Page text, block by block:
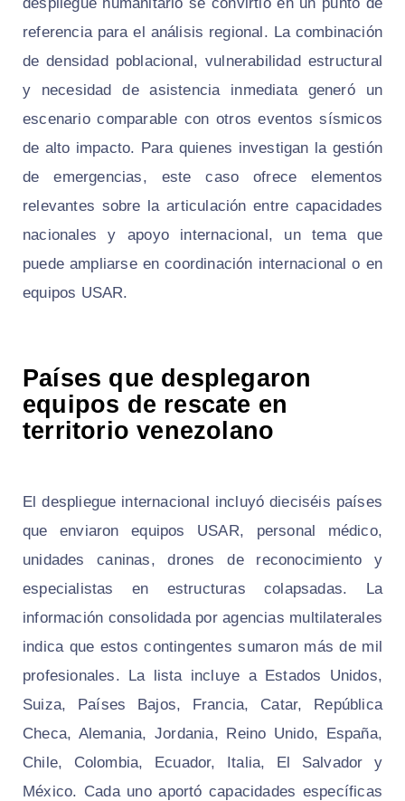
referencia para el análisis regional. La combinación
de densidad poblacional, vulnerabilidad estructural
y necesidad de asistencia inmediata generó un
escenario comparable con otros eventos sísmicos
de alto impacto. Para quienes investigan la gestión
de emergencias, este caso ofrece elementos
relevantes sobre la articulación entre capacidades
nacionales y apoyo internacional, un tema que
puede ampliarse en coordinación internacional o en
equipos USAR.
Países que desplegaron
equipos de rescate en
territorio venezolano
El despliegue internacional incluyó dieciséis países
que enviaron equipos USAR, personal médico,
unidades caninas, drones de reconocimiento y
especialistas en estructuras colapsadas. La
información consolidada por agencias multilaterales
indica que estos contingentes sumaron más de mil
profesionales. La lista incluye a Estados Unidos,
Suiza, Países Bajos, Francia, Catar, República
Checa, Alemania, Jordania, Reino Unido, España,
Chile, Colombia, Ecuador, Italia, El Salvador y
México. Cada uno aportó capacidades específicas